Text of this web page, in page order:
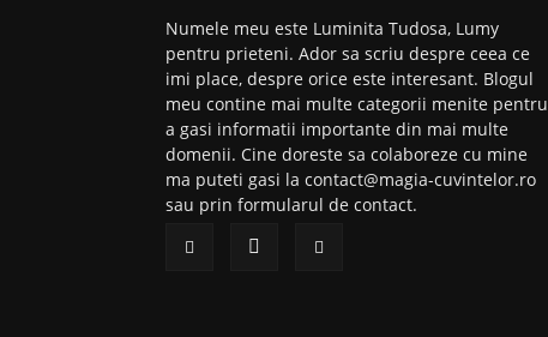
Numele meu este Luminita Tudosa, Lumy
pentru prieteni. Ador sa scriu despre ceea ce
imi place, despre orice este interesant. Blogul
meu contine mai multe categorii menite pentru
a gasi informatii importante din mai multe
domenii. Cine doreste sa colaboreze cu mine
ma puteti gasi la contact@magia-cuvintelor.ro
sau prin formularul de contact.